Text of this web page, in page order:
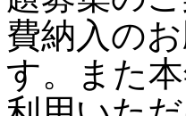
費納入の
す。また